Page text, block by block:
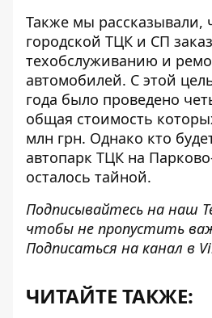
Также мы рассказывали,
городской ТЦК и СП
техобслуживанию и
автомобилей. С этой
года было проведено
общая стоимость
млн ​​грн. Однако кто
автопарк ТЦК на
осталось тайной.
Подписывайтесь на наш
чтобы не пропустить
Подписаться на канал в
ЧИТАЙТЕ ТАКЖЕ: